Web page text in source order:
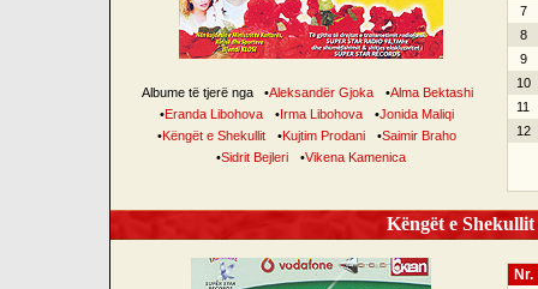
Albume të tjerë nga •Aleksandër Gjoka •Alma Bektashi
•Eranda Libohova •Irma Libohova •Jonida Maliqi
•Këngët e Shekullit •Kujtim Prodani •Saimir Braho
•Sidrit Bejleri •Vikena Kamenica
7
8
9
10
11
12
Këngët e
Nr.